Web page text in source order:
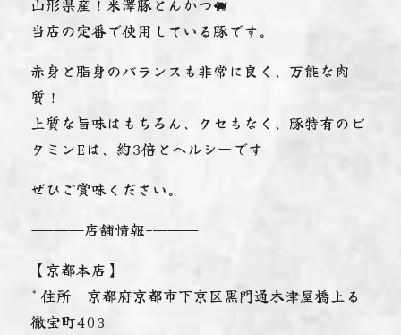
山形県産！米澤豚とんかつ🐖
当店の定番で使用している豚です。
赤身と脂身のバランスも非常に良く、万能な肉
質！
上質な旨味はもちろん、クセもなく、豚特有のビ
タミンEは、約3倍とヘルシーです
ぜひご賞味ください。
-———店舗情報-———
【京都本店】
* 住所 京都府京都市下京区黒門通木津屋橋上る
徹宝町403